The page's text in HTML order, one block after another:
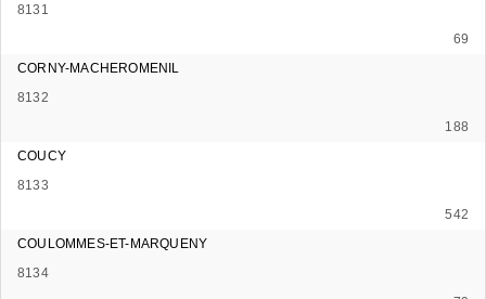
8131
69
CORNY-MACHEROMENIL
8132
188
COUCY
8133
542
COULOMMES-ET-MARQUENY
8134